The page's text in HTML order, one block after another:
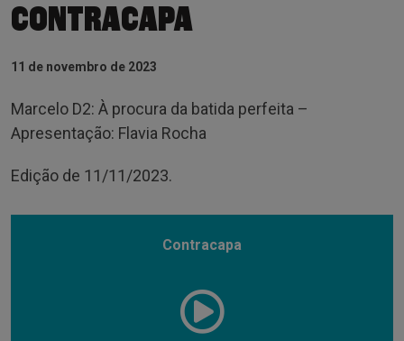
CONTRACAPA
11 de novembro de 2023
Marcelo D2: À procura da batida perfeita –
Apresentação: Flavia Rocha
Edição de 11/11/2023.
Contracapa